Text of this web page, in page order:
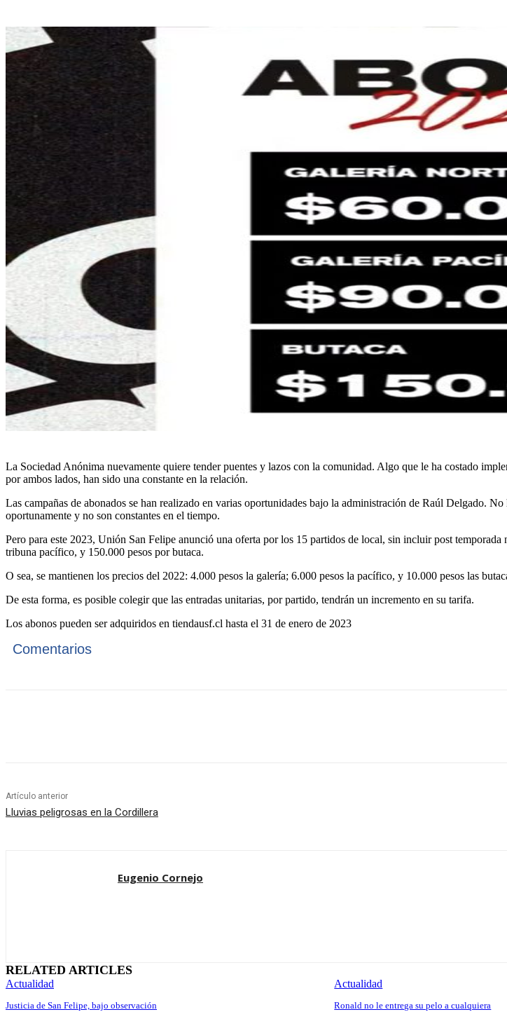
La Sociedad Anónima nuevamente quiere tender puentes y lazos con la comunidad. Algo que le ha costado
por ambos lados, han sido una constante en la relación.
Las campañas de abonados se han realizado en varias oportunidades bajo la administración de Raúl Delgado.
oportunamente y no son constantes en el tiempo.
Pero para este 2023, Unión San Felipe anunció una oferta por los 15 partidos de local, sin incluir post
tribuna pacífico, y 150.000 pesos por butaca.
O sea, se mantienen los precios del 2022: 4.000 pesos la galería; 6.000 pesos la pacífico, y 10.000 pesos las
De esta forma, es posible colegir que las entradas unitarias, por partido, tendrán un incremento en su tarifa.
Los abonos pueden ser adquiridos en tiendausf.cl hasta el 31 de enero de 2023
Comentarios
Artículo anterior
Lluvias peligrosas en la Cordillera
Eugenio Cornejo
RELATED ARTICLES
Actualidad
Justicia de San Felipe, bajo observación
Actualidad
Ronald no le entrega su pelo a cualquiera